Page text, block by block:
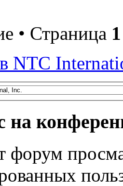
• Страница 1
NTC
на
форум